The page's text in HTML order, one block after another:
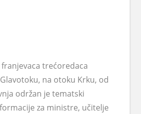
trećoredaca
na otoku Krku, od
održan je tematski
za ministre, učitelje